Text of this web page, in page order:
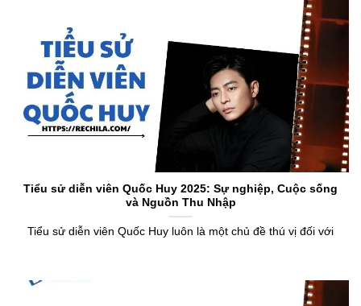
Tiểu sử diễn viên Quốc Huy 2025: Sự nghiệp, Cuộc sống
và Nguồn Thu Nhập
Tiểu sử diễn viên Quốc Huy luôn là một chủ đề thú vị đối với